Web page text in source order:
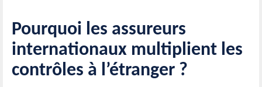
Pourquoi les assureurs
internationaux multiplient les
contrôles à l’étranger ?